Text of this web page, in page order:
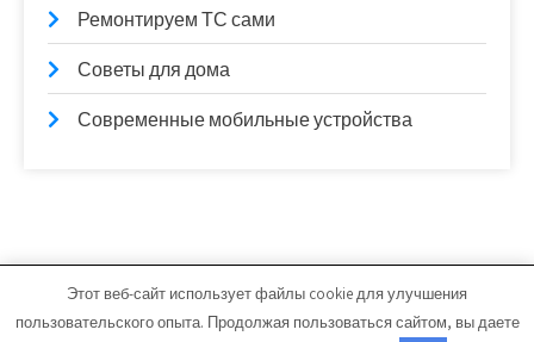
Ремонтируем ТС сами
Советы для дома
Современные мобильные устройства
lamintime.ru - Работает на WordPress
Тема от Grace Themes
Этот веб-сайт использует файлы cookie для улучшения
пользовательского опыта. Продолжая пользоваться сайтом, вы даете